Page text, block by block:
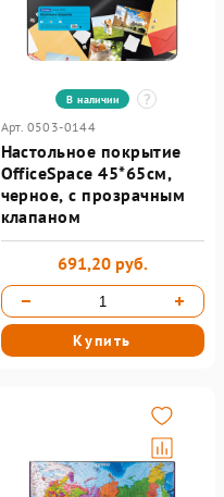
В наличии
Арт. 0503-0144
Настольное покрытие
OfficeSpace 45*65см,
черное, с прозрачным
клапаном
691,20 руб.
Купить